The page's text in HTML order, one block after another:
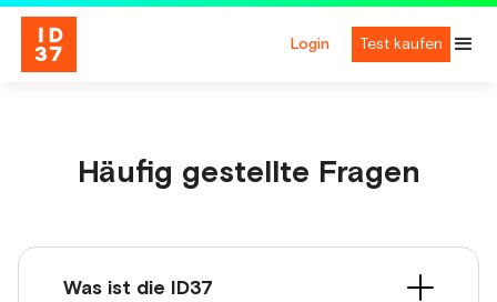
Login Test kaufen
Häufig gestellte Fragen
Was ist die ID37